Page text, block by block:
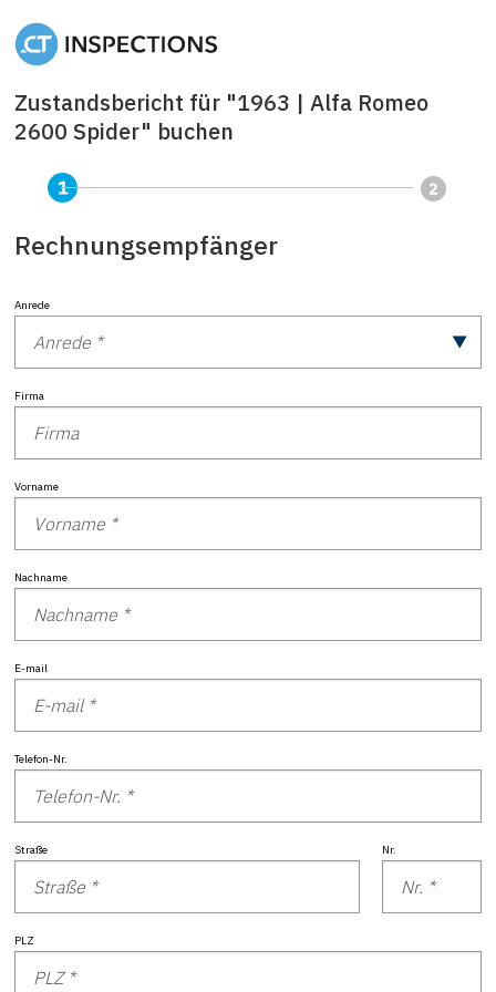
Zustandsbericht für "1963 | Alfa Romeo
2600 Spider" buchen
Rechnungsempfänger
Anrede
Firma
Vorname
Nachname
E-mail
Telefon-Nr.
Straße Nr.
PLZ